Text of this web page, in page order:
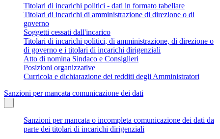
Titolari di incarichi politici - dati in formato tabellare
Titolari di incarichi di amministrazione di direzione o di
governo
Soggetti cessati dall'incarico
Titolari di incarichi politici, di amministrazione, di direzione o
di governo e i titolari di incarichi dirigenziali
Atto di nomina Sindaco e Consiglieri
Posizioni organizzative
Curricola e dichiarazione dei redditi degli Amministratori
Sanzioni per mancata comunicazione dei dati
Sanzioni per mancata o incompleta comunicazione dei dati da
parte dei titolari di incarichi dirigenziali